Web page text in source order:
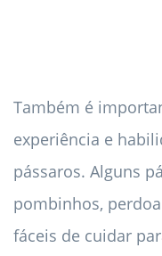
Também é
experiência e
pássaros. Alguns
pombinhos,
fáceis de cuidar